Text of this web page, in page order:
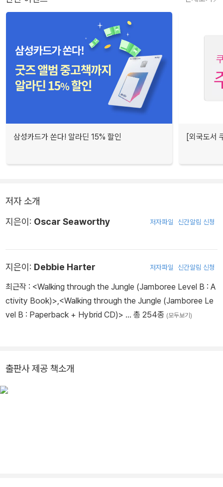
삼성카드가 쏜다! 알라딘 15% 할인 [외국도서
저자 소개
지은이: Oscar Seaworthy 저자파일 신간알림 신청
지은이: Debbie Harter 저자파일 신간알림 신청
최근작 : <Walking through the Jungle (Jamboree Level B : A
ctivity Book)>,<Walking through the Jungle (Jamboree Le
vel B : Paperback + Hybrid CD)> … 총 254종 (모두보기)
출판사 제공 책소개